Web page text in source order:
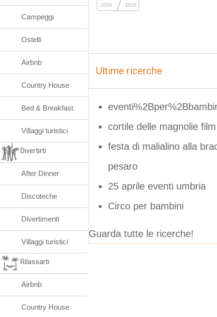
2024 2025
Ultime ricerche
cortile delle magnolie film
festa di malialino alla
pesaro
25 aprile eventi umbria
Circo per bambini
Guarda tutte le ricerche!
Campeggi
Ostelli
Airbnb
Country House
Bed & Breakfast
Villaggi turistici
Divertirti
After Dinner
Discoteche
Divertimenti
Villaggi turistici
Rilassarti
Airbnb
Country House